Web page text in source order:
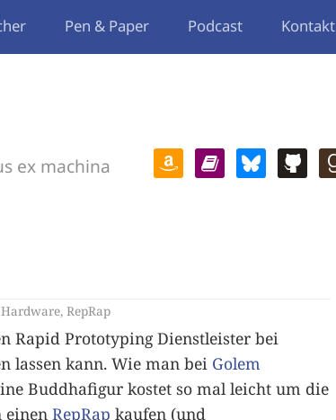
Pen & Paper Podcast Kontakt
ex machina
Hardware, RepRap
Rapid Prototyping Dienstleister bei
lassen kann. Wie man bei Golem
Buddhafigur kostet so mal leicht um die
einen RepRap kaufen (und